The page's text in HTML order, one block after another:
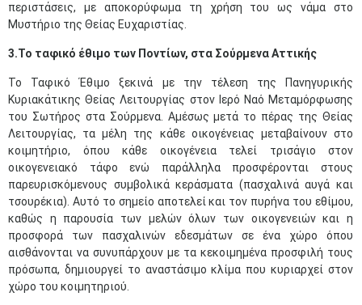
περιστάσεις, με αποκορύφωμα τη χρήση του ως νάμα στο
Μυστήριο της Θείας Ευχαριστίας.
3.Το ταφικό έθιμο των Ποντίων, στα Σούρμενα Αττικής
Το Ταφικό Έθιμο ξεκινά με την τέλεση της Πανηγυρικής
Κυριακάτικης Θείας Λειτουργίας στον Ιερό Ναό Μεταμόρφωσης
του Σωτήρος στα Σούρμενα. Αμέσως μετά το πέρας της Θείας
Λειτουργίας, τα μέλη της κάθε οικογένειας μεταβαίνουν στο
κοιμητήριο, όπου κάθε οικογένεια τελεί τρισάγιο στον
οικογενειακό τάφο ενώ παράλληλα προσφέρονται στους
παρευρισκόμενους συμβολικά κεράσματα (πασχαλινά αυγά και
τσουρέκια). Αυτό το σημείο αποτελεί και τον πυρήνα του εθίμου,
καθώς η παρουσία των μελών όλων των οικογενειών και η
προσφορά των πασχαλινών εδεσμάτων σε ένα χώρο όπου
αισθάνονται να συνυπάρχουν με τα κεκοιμημένα προσφιλή τους
πρόσωπα, δημιουργεί το αναστάσιμο κλίμα που κυριαρχεί στον
χώρο του κοιμητηριού.